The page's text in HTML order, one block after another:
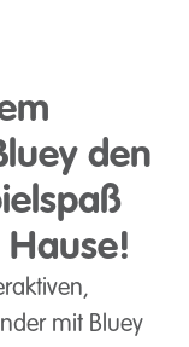
den
mit Bluey